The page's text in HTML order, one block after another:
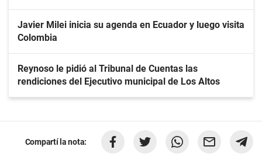
Javier Milei inicia su agenda en Ecuador y luego visita
Colombia
Reynoso le pidió al Tribunal de Cuentas las
rendiciones del Ejecutivo municipal de Los Altos
Compartí la nota: